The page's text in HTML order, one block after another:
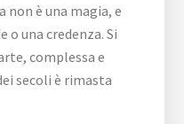
non è una magia, e
una credenza. Si
complessa e
secoli è rimasta